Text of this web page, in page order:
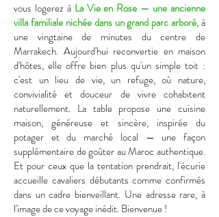
vous logerez à La Vie en Rose — une ancienne
villa familiale nichée dans un grand parc arboré, à
une vingtaine de minutes du centre de
Marrakech. Aujourd'hui reconvertie en maison
d'hôtes, elle offre bien plus qu'un simple toit :
c'est un lieu de vie, un refuge, où nature,
convivialité et douceur de vivre cohabitent
naturellement. La table propose une cuisine
maison, généreuse et sincère, inspirée du
potager et du marché local — une façon
supplémentaire de goûter au Maroc authentique.
Et pour ceux que la tentation prendrait, l'écurie
accueille cavaliers débutants comme confirmés
dans un cadre bienveillant. Une adresse rare, à
l'image de ce voyage inédit. Bienvenue !